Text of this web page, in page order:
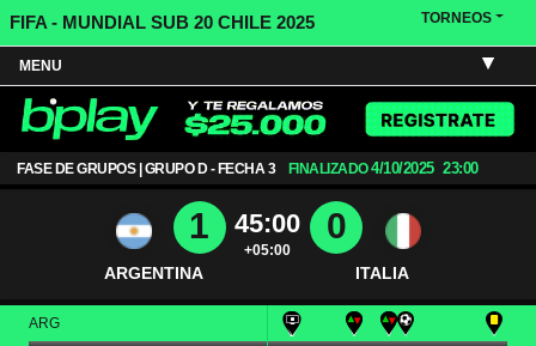
FIFA - MUNDIAL SUB 20 CHILE 2025 TORNEOS
MENU
FASE DE GRUPOS | GRUPO D - FECHA 3 FINALIZADO4/10/2025 23:00
ARGENTINA
1 45:00
+05:00
0
ITALIA
ARG